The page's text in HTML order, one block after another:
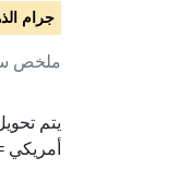
ملخص
جرام
أمريكي